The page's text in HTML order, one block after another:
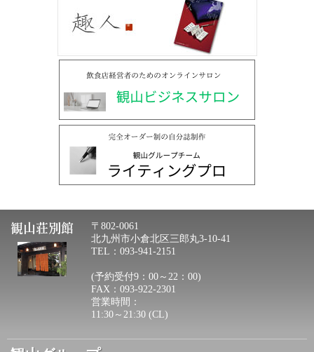
観山荘別館
〒802-0061
北九州市小倉北区三郎丸3-10-41
TEL：093-941-2151
(予約受付9：00～22：00)
FAX：093-922-2301
営業時間：
11:30～21:30 (CL)